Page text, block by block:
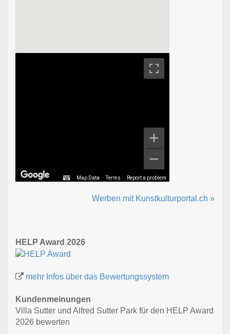
Map Data Terms Report a problem
Werben mit Kunstkulturportal.ch »
HELP Award 2026
mehr Infos über das Bewertungssystem
Kundenmeinungen
Villa Sutter und Alfred Sutter Park für den HELP Award
2026 bewerten